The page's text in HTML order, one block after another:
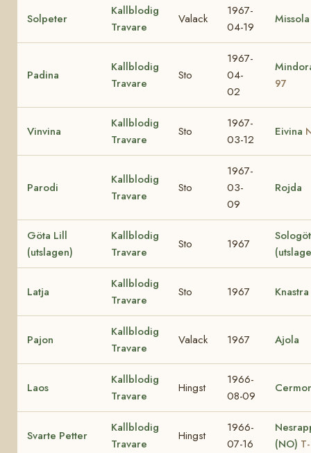
Solpeter
Kallblodig
Travare
Valack
1967-
04-19
Missola
Padina
Kallblodig
Travare
Sto
1967-
04-
02
97
Vinvina
Kallblodig
Travare
Sto
1967-
03-12
Eivina
Parodi
Kallblodig
Travare
Sto
1967-
03-
09
Rojda
Göta Lill
(utslagen)
Kallblodig
Travare
Sto 1967
Latja
Kallblodig
Travare
Sto 1967 Knastra
Pajon
Kallblodig
Travare
Valack 1967 Ajola
Laos
Kallblodig
Travare
Hingst
1966-
08-09
Svarte Petter
Kallblodig
Travare
Hingst
1966-
07-16
(NO)